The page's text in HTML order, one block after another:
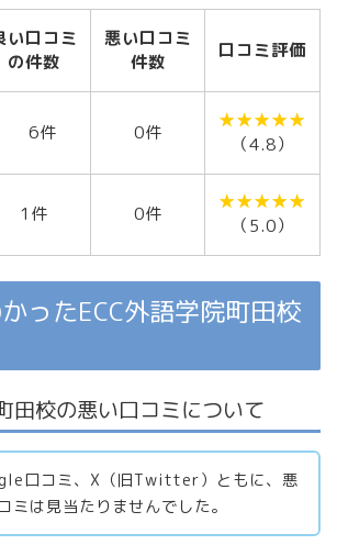
い口コミ
の件数
悪い口コミ
件数
口コミ評価
6件 0件
★★★★★
（4.8）
1件 0件
★★★★★
（5.0）
ったECC外語学院町田校
田校の悪い口コミについて
口コミ、X（旧Twitter）ともに、悪
ミは見当たりませんでした。